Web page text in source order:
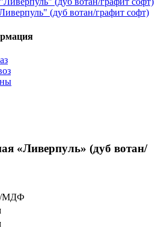
«Ливерпуль» (дуб вотан/
МДФ